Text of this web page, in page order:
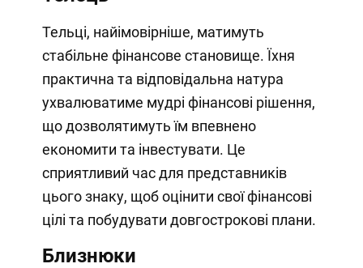
Тельці, найімовірніше, матимуть
стабільне фінансове становище. Їхня
практична та відповідальна натура
ухвалюватиме мудрі фінансові рішення,
що дозволятимуть їм впевнено
економити та інвестувати. Це
сприятливий час для представників
цього знаку, щоб оцінити свої фінансові
цілі та побудувати довгострокові плани.
Близнюки